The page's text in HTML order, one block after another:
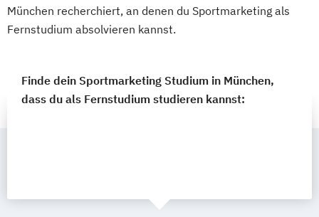
München recherchiert, an denen du Sportmarketing als
Fernstudium absolvieren kannst.
Finde dein Sportmarketing Studium in München,
dass du als Fernstudium studieren kannst: